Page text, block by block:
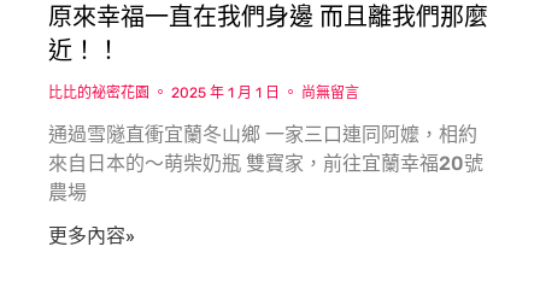
原來幸福一直在我們身邊 而且離我們那麼
近！！
比比的祕密花園 2025 年 1 月 1 日 尚無留言
通過雪隧直衝宜蘭冬山鄉 一家三口連同阿嬤，相約
來自日本的～萌柴奶瓶 雙寶家，前往宜蘭幸福20號
農場
更多內容»